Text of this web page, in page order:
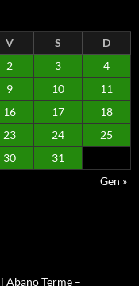
V S
D
2 3
4
9 10
11
16 17
18
23 24
25
30
31
Gen »
Abano Terme –